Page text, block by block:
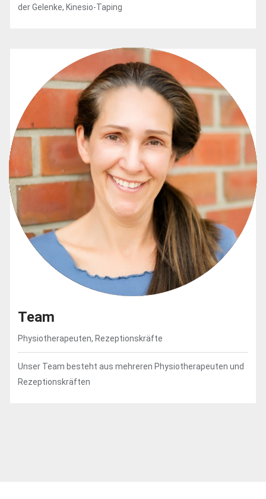
der Gelenke, Kinesio-Taping
Team
Physiotherapeuten, Rezeptionskräfte
Unser Team besteht aus mehreren Physiotherapeuten und
Rezeptionskräften